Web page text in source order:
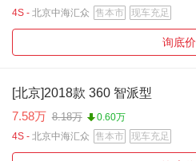
4S - 北京中海汇众 售本市 现车充足
询底价
[北京]2018款 360 智派型
7.58万 8.18万
0.60万
4S - 北京中海汇众 售本市 现车充足